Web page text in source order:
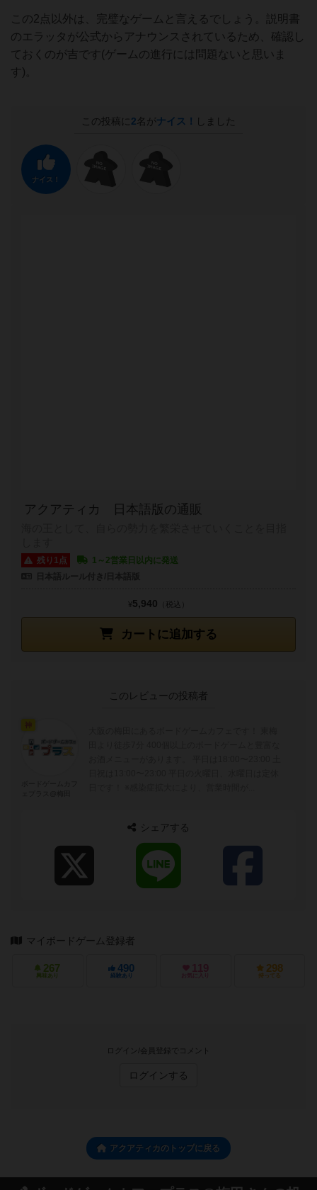
この2点以外は、完璧なゲームと言えるでしょう。説明書
のエラッタが公式からアナウンスされているため、確認し
ておくのが吉です(ゲームの進行には問題ないと思いま
す)。
この投稿に 2名がナイス！ しました
ナイス！
アクアティカ 日本語版の通販
残り1点
1～2営業日以内に発送
カートに追加する
¥5,940 （税込）
このレビューの投稿者
シェアする
マイボードゲーム登録者
267
興味あり
490
経験あり
119
お気に入り
298
持ってる
ログイン/会員登録でコメント
ログインする
アクアティカのトップに戻る